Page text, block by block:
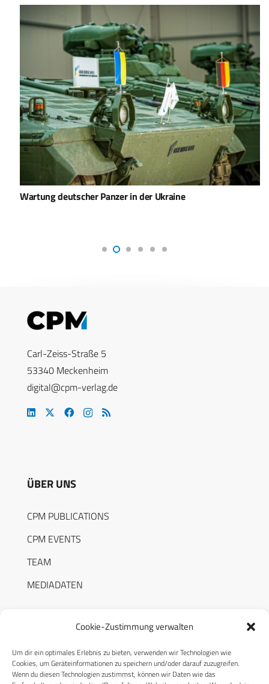
Cookie-Zustimmung verwalten
Um dir ein optimales Erlebnis zu bieten, verwenden wir Technologien wie
Cookies, um Geräteinformationen zu speichern und/oder darauf zuzugreifen.
Wenn du diesen Technologien zustimmst, können wir Daten wie das
Wartung deutscher Panzer in der Ukraine
Carl-Zeiss-Straße 5
53340 Meckenheim
digital@cpm-verlag.de
ÜBER UNS
CPM PUBLICATIONS
CPM EVENTS
TEAM
MEDIADATEN
RECHTLICHES